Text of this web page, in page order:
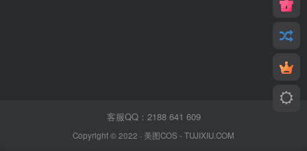
客服QQ：2188 641 609
Copyright © 2022 · 美图COS - TUJIXIU.COM